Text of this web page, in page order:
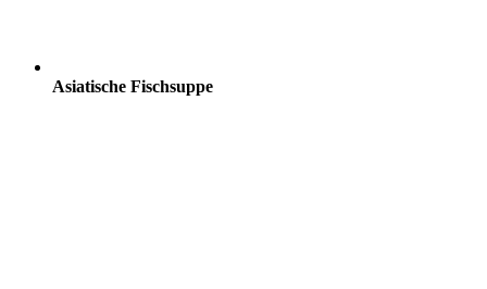
Asiatische Fischsuppe